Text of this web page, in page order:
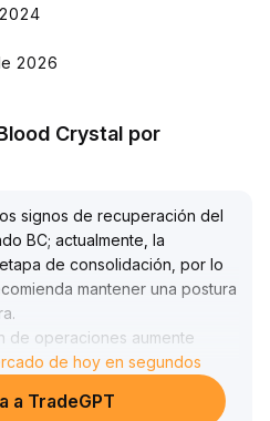
2026
Crystal por
signos de recuperación del
BC; actualmente, la
de consolidación, por lo
mantener una postura
.
de operaciones aumente
una ruptura mediante
como el MACD, se podrá
.
de hoy en segundos
a TradeGPT